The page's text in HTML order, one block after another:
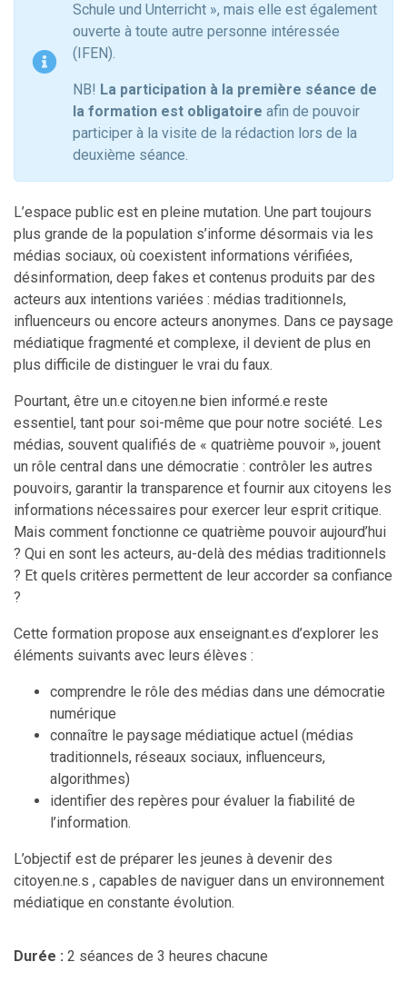
Schule und Unterricht », mais elle est également
ouverte à toute autre personne intéressée
(IFEN).
NB! La participation à la première séance de
la formation est obligatoire afin de pouvoir
participer à la visite de la rédaction lors de la
deuxième séance.
L’espace public est en pleine mutation. Une part toujours
plus grande de la population s’informe désormais via les
médias sociaux, où coexistent informations vérifiées,
désinformation, deep fakes et contenus produits par des
acteurs aux intentions variées : médias traditionnels,
influenceurs ou encore acteurs anonymes. Dans ce paysage
médiatique fragmenté et complexe, il devient de plus en
plus difficile de distinguer le vrai du faux.
Pourtant, être un.e citoyen.ne bien informé.e reste
essentiel, tant pour soi-même que pour notre société. Les
médias, souvent qualifiés de « quatrième pouvoir », jouent
un rôle central dans une démocratie : contrôler les autres
pouvoirs, garantir la transparence et fournir aux citoyens les
informations nécessaires pour exercer leur esprit critique.
Mais comment fonctionne ce quatrième pouvoir aujourd’hui
? Qui en sont les acteurs, au-delà des médias traditionnels
? Et quels critères permettent de leur accorder sa confiance
?
Cette formation propose aux enseignant.es d’explorer les
éléments suivants avec leurs élèves :
comprendre le rôle des médias dans une démocratie
numérique
connaître le paysage médiatique actuel (médias
traditionnels, réseaux sociaux, influenceurs,
algorithmes)
identifier des repères pour évaluer la fiabilité de
l’information.
L’objectif est de préparer les jeunes à devenir des
citoyen.ne.s , capables de naviguer dans un environnement
médiatique en constante évolution.
Durée : 2 séances de 3 heures chacune